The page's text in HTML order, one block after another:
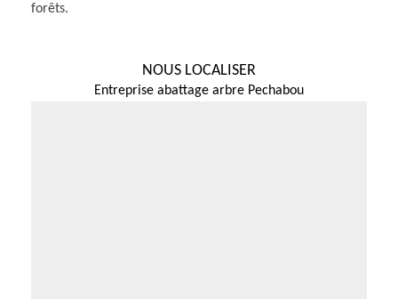
forêts.
NOUS LOCALISER
Entreprise abattage arbre Pechabou